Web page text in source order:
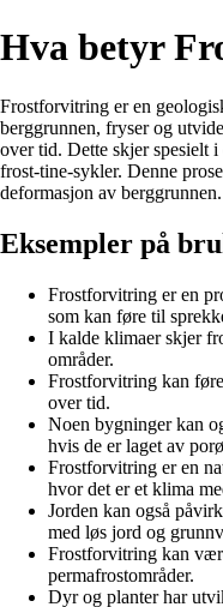
Hva betyr
Frostforvitring er en
berggrunnen, fryser og
over tid. Dette skjer spesielt
frost-tine-sykler. Denne
deformasjon av berggrunnen.
Eksempler på
Frostforvitring er en
som kan føre til
I kalde klimaer skjer
områder.
Frostforvitring kan
over tid.
Noen bygninger kan
hvis de er laget av
Frostforvitring er en
hvor det er et klima
Jorden kan også
med løs jord og
Frostforvitring kan
permafrostområder.
Dyr og planter har